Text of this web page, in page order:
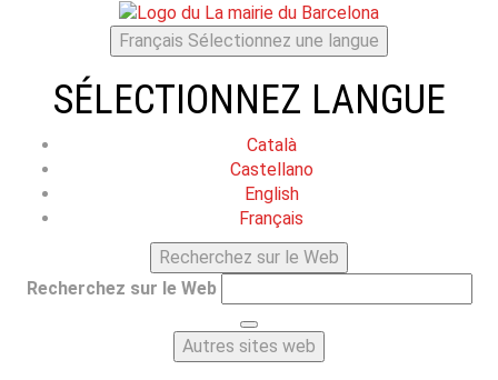
Français Sélectionnez une langue
SÉLECTIONNEZ LANGUE
Català
Castellano
English
Français
Recherchez sur le Web
Recherchez sur le Web
Autres sites web